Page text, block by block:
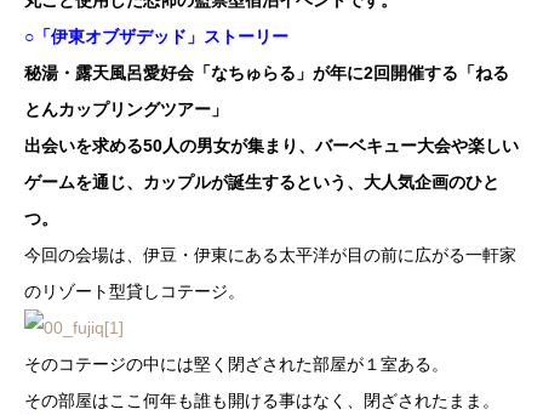
○「伊東オブザデッド」ストーリー
秘湯・露天風呂愛好会「なちゅらる」が年に2回開催する「ねる
とんカップリングツアー」
出会いを求める50人の男女が集まり、バーベキュー大会や楽しい
ゲームを通じ、カップルが誕生するという、大人気企画のひと
つ。
今回の会場は、伊豆・伊東にある太平洋が目の前に広がる一軒家
のリゾート型貸しコテージ。
そのコテージの中には堅く閉ざされた部屋が１室ある。
その部屋はここ何年も誰も開ける事はなく、閉ざされたまま。